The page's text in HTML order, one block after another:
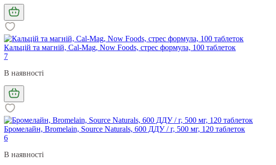
Кальцій та магній, Cal-Mag, Now Foods, стрес формула, 100 таблеток
7
В наявності
Бромелайн, Bromelain, Source Naturals, 600 ДДУ / г, 500 мг, 120 таблеток
6
В наявності